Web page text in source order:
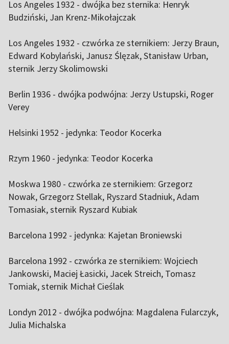
Los Angeles 1932 - dwójka bez sternika: Henryk
Budziński, Jan Krenz-Mikołajczak
Los Angeles 1932 - czwórka ze sternikiem: Jerzy Braun,
Edward Kobylański, Janusz Ślęzak, Stanisław Urban,
sternik Jerzy Skolimowski
Berlin 1936 - dwójka podwójna: Jerzy Ustupski, Roger
Verey
Helsinki 1952 - jedynka: Teodor Kocerka
Rzym 1960 - jedynka: Teodor Kocerka
Moskwa 1980 - czwórka ze sternikiem: Grzegorz
Nowak, Grzegorz Stellak, Ryszard Stadniuk, Adam
Tomasiak, sternik Ryszard Kubiak
Barcelona 1992 - jedynka: Kajetan Broniewski
Barcelona 1992 - czwórka ze sternikiem: Wojciech
Jankowski, Maciej Łasicki, Jacek Streich, Tomasz
Tomiak, sternik Michał Cieślak
Londyn 2012 - dwójka podwójna: Magdalena Fularczyk,
Julia Michalska